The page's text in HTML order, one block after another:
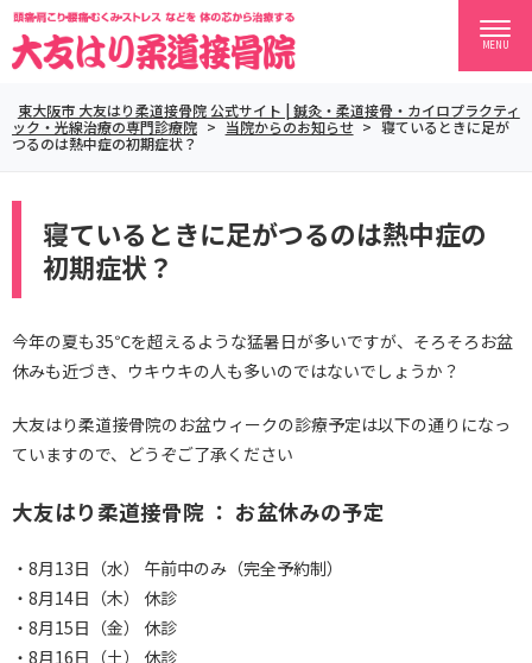
MENU
東大阪市 大友はり柔道接骨院 公式サイト | 鍼灸・柔道接骨・カイロプラクティ
ック・光線治療の専門診療院 > 当院からのお知らせ > 寝ているときに足が
つるのは熱中症の初期症状？
寝ているときに足がつるのは熱中症の
初期症状？
今年の夏も35℃を超えるような猛暑日が多いですが、そろそろお盆
休みも近づき、ウキウキの人も多いのではないでしょうか？
大友はり柔道接骨院のお盆ウィークの診療予定は以下の通りになっ
ていますので、どうぞご了承ください
大友はり柔道接骨院 ： お盆休みの予定
・8月13日（水） 午前中のみ（完全予約制）
・8月14日（木） 休診
・8月15日（金） 休診
・8月16日（土） 休診